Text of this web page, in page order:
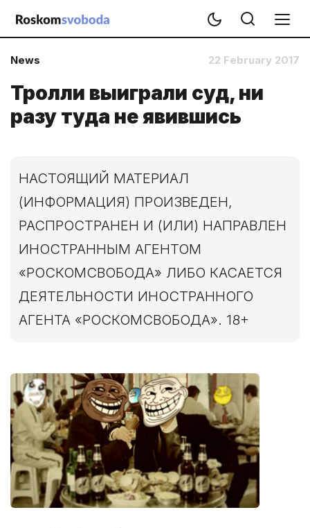
News 22 February 2017
Тролли выиграли суд, ни
разу туда не явившись
НАСТОЯЩИЙ МАТЕРИАЛ
(ИНФОРМАЦИЯ) ПРОИЗВЕДЕН,
РАСПРОСТРАНЕН И (ИЛИ) НАПРАВЛЕН
ИНОСТРАННЫМ АГЕНТОМ
«РОСКОМСВОБОДА» ЛИБО КАСАЕТСЯ
ДЕЯТЕЛЬНОСТИ ИНОСТРАННОГО
АГЕНТА «РОСКОМСВОБОДА». 18+